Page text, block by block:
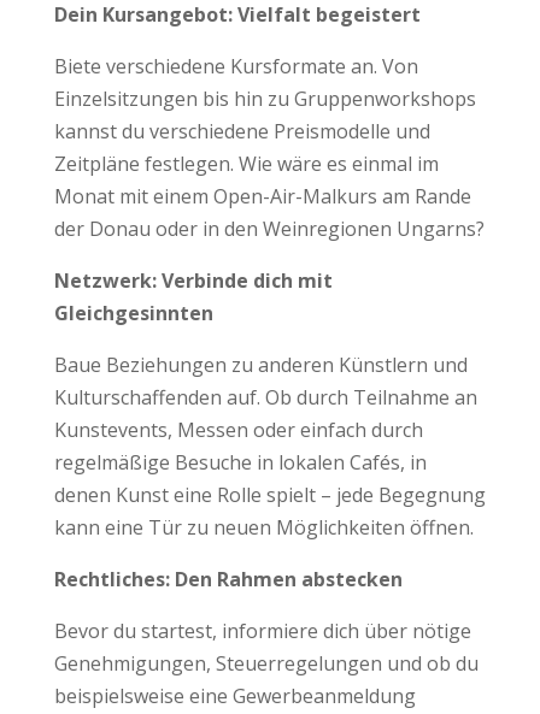
Dein Kursangebot: Vielfalt begeistert
Biete verschiedene Kursformate an. Von
Einzelsitzungen bis hin zu Gruppenworkshops
kannst du verschiedene Preismodelle und
Zeitpläne festlegen. Wie wäre es einmal im
Monat mit einem Open-Air-Malkurs am Rande
der Donau oder in den Weinregionen Ungarns?
Netzwerk: Verbinde dich mit
Gleichgesinnten
Baue Beziehungen zu anderen Künstlern und
Kulturschaffenden auf. Ob durch Teilnahme an
Kunstevents, Messen oder einfach durch
regelmäßige Besuche in lokalen Cafés, in
denen Kunst eine Rolle spielt – jede Begegnung
kann eine Tür zu neuen Möglichkeiten öffnen.
Rechtliches: Den Rahmen abstecken
Bevor du startest, informiere dich über nötige
Genehmigungen, Steuerregelungen und ob du
beispielsweise eine Gewerbeanmeldung